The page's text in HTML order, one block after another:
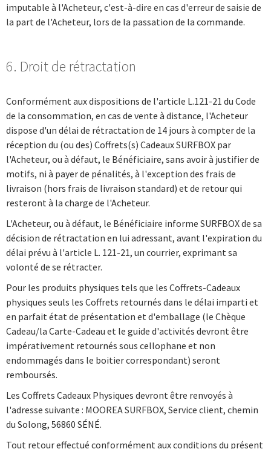
imputable à l'Acheteur, c'est-à-dire en cas d'erreur de saisie de
la part de l'Acheteur, lors de la passation de la commande.
6. Droit de rétractation
Conformément aux dispositions de l'article L.121-21 du Code
de la consommation, en cas de vente à distance, l'Acheteur
dispose d'un délai de rétractation de 14 jours à compter de la
réception du (ou des) Coffrets(s) Cadeaux SURFBOX par
l'Acheteur, ou à défaut, le Bénéficiaire, sans avoir à justifier de
motifs, ni à payer de pénalités, à l'exception des frais de
livraison (hors frais de livraison standard) et de retour qui
resteront à la charge de l'Acheteur.
L'Acheteur, ou à défaut, le Bénéficiaire informe SURFBOX de sa
décision de rétractation en lui adressant, avant l'expiration du
délai prévu à l'article L. 121-21, un courrier, exprimant sa
volonté de se rétracter.
Pour les produits physiques tels que les Coffrets-Cadeaux
physiques seuls les Coffrets retournés dans le délai imparti et
en parfait état de présentation et d'emballage (le Chèque
Cadeau/la Carte-Cadeau et le guide d'activités devront être
impérativement retournés sous cellophane et non
endommagés dans le boitier correspondant) seront
remboursés.
Les Coffrets Cadeaux Physiques devront être renvoyés à
l'adresse suivante : MOOREA SURFBOX, Service client, chemin
du Solong, 56860 SÉNÉ.
Tout retour effectué conformément aux conditions du présent